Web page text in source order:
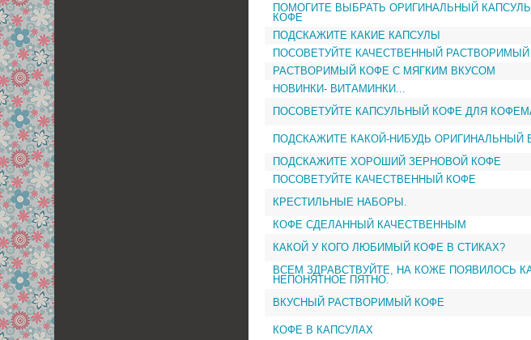
ПОМОГИТЕ ВЫБРАТЬ ОРИГИНАЛЬНЫЙ
КОФЕ
ПОДСКАЖИТЕ КАКИЕ КАПСУЛЫ
ПОСОВЕТУЙТЕ КАЧЕСТВЕННЫЙ
РАСТВОРИМЫЙ КОФЕ С МЯГКИМ ВКУСОМ
НОВИНКИ- ВИТАМИНКИ...
ПОСОВЕТУЙТЕ КАПСУЛЬНЫЙ КОФЕ ДЛЯ
ПОДСКАЖИТЕ КАКОЙ-НИБУДЬ ОРИГИНАЛЬНЫЙ
ПОДСКАЖИТЕ ХОРОШИЙ ЗЕРНОВОЙ КОФЕ
ПОСОВЕТУЙТЕ КАЧЕСТВЕННЫЙ КОФЕ
КРЕСТИЛЬНЫЕ НАБОРЫ.
КОФЕ СДЕЛАННЫЙ КАЧЕСТВЕННЫМ
КАКОЙ У КОГО ЛЮБИМЫЙ КОФЕ В СТИКАХ?
ВСЕМ ЗДРАВСТВУЙТЕ, НА КОЖЕ ПОЯВИЛОСЬ
НЕПОНЯТНОЕ ПЯТНО.
ВКУСНЫЙ РАСТВОРИМЫЙ КОФЕ
КОФЕ В КАПСУЛАХ